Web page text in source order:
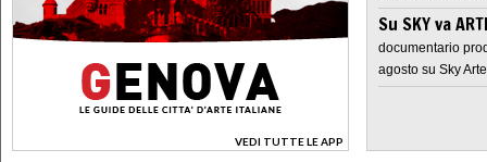
VEDI TUTTE LE APP
>
Su SKY va
documentario
agosto su Sky Arte